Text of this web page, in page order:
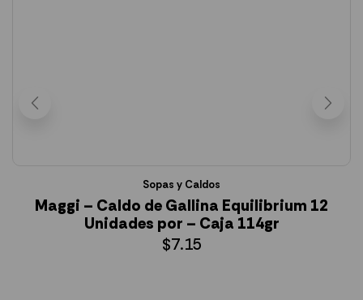
Sopas y Caldos
Maggi – Caldo de Gallina Equilibrium 12
Unidades por – Caja 114gr
$7.15